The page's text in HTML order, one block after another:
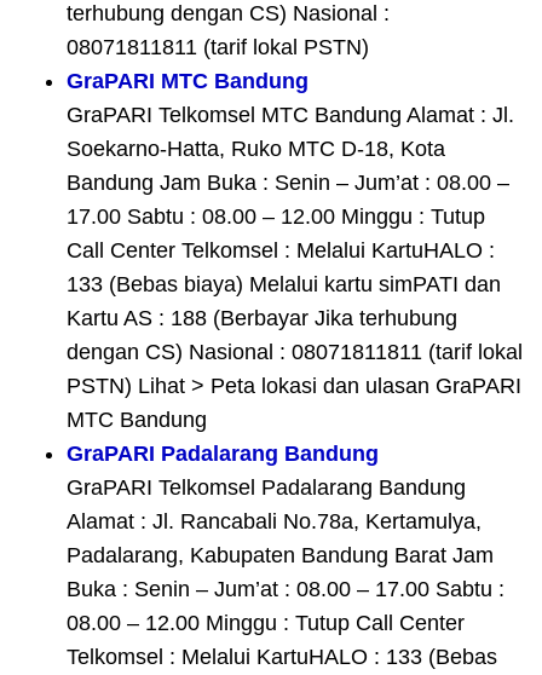
terhubung dengan CS) Nasional :
08071811811 (tarif lokal PSTN)
GraPARI MTC Bandung
GraPARI Telkomsel MTC Bandung Alamat : Jl.
Soekarno-Hatta, Ruko MTC D-18, Kota
Bandung Jam Buka : Senin – Jum’at : 08.00 –
17.00 Sabtu : 08.00 – 12.00 Minggu : Tutup
Call Center Telkomsel : Melalui KartuHALO :
133 (Bebas biaya) Melalui kartu simPATI dan
Kartu AS : 188 (Berbayar Jika terhubung
dengan CS) Nasional : 08071811811 (tarif lokal
PSTN) Lihat > Peta lokasi dan ulasan GraPARI
MTC Bandung
GraPARI Padalarang Bandung
GraPARI Telkomsel Padalarang Bandung
Alamat : Jl. Rancabali No.78a, Kertamulya,
Padalarang, Kabupaten Bandung Barat Jam
Buka : Senin – Jum’at : 08.00 – 17.00 Sabtu :
08.00 – 12.00 Minggu : Tutup Call Center
Telkomsel : Melalui KartuHALO : 133 (Bebas